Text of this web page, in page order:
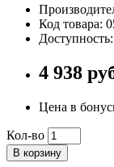
Код товара:
4 938
Цена в
Кол-во
В корзину